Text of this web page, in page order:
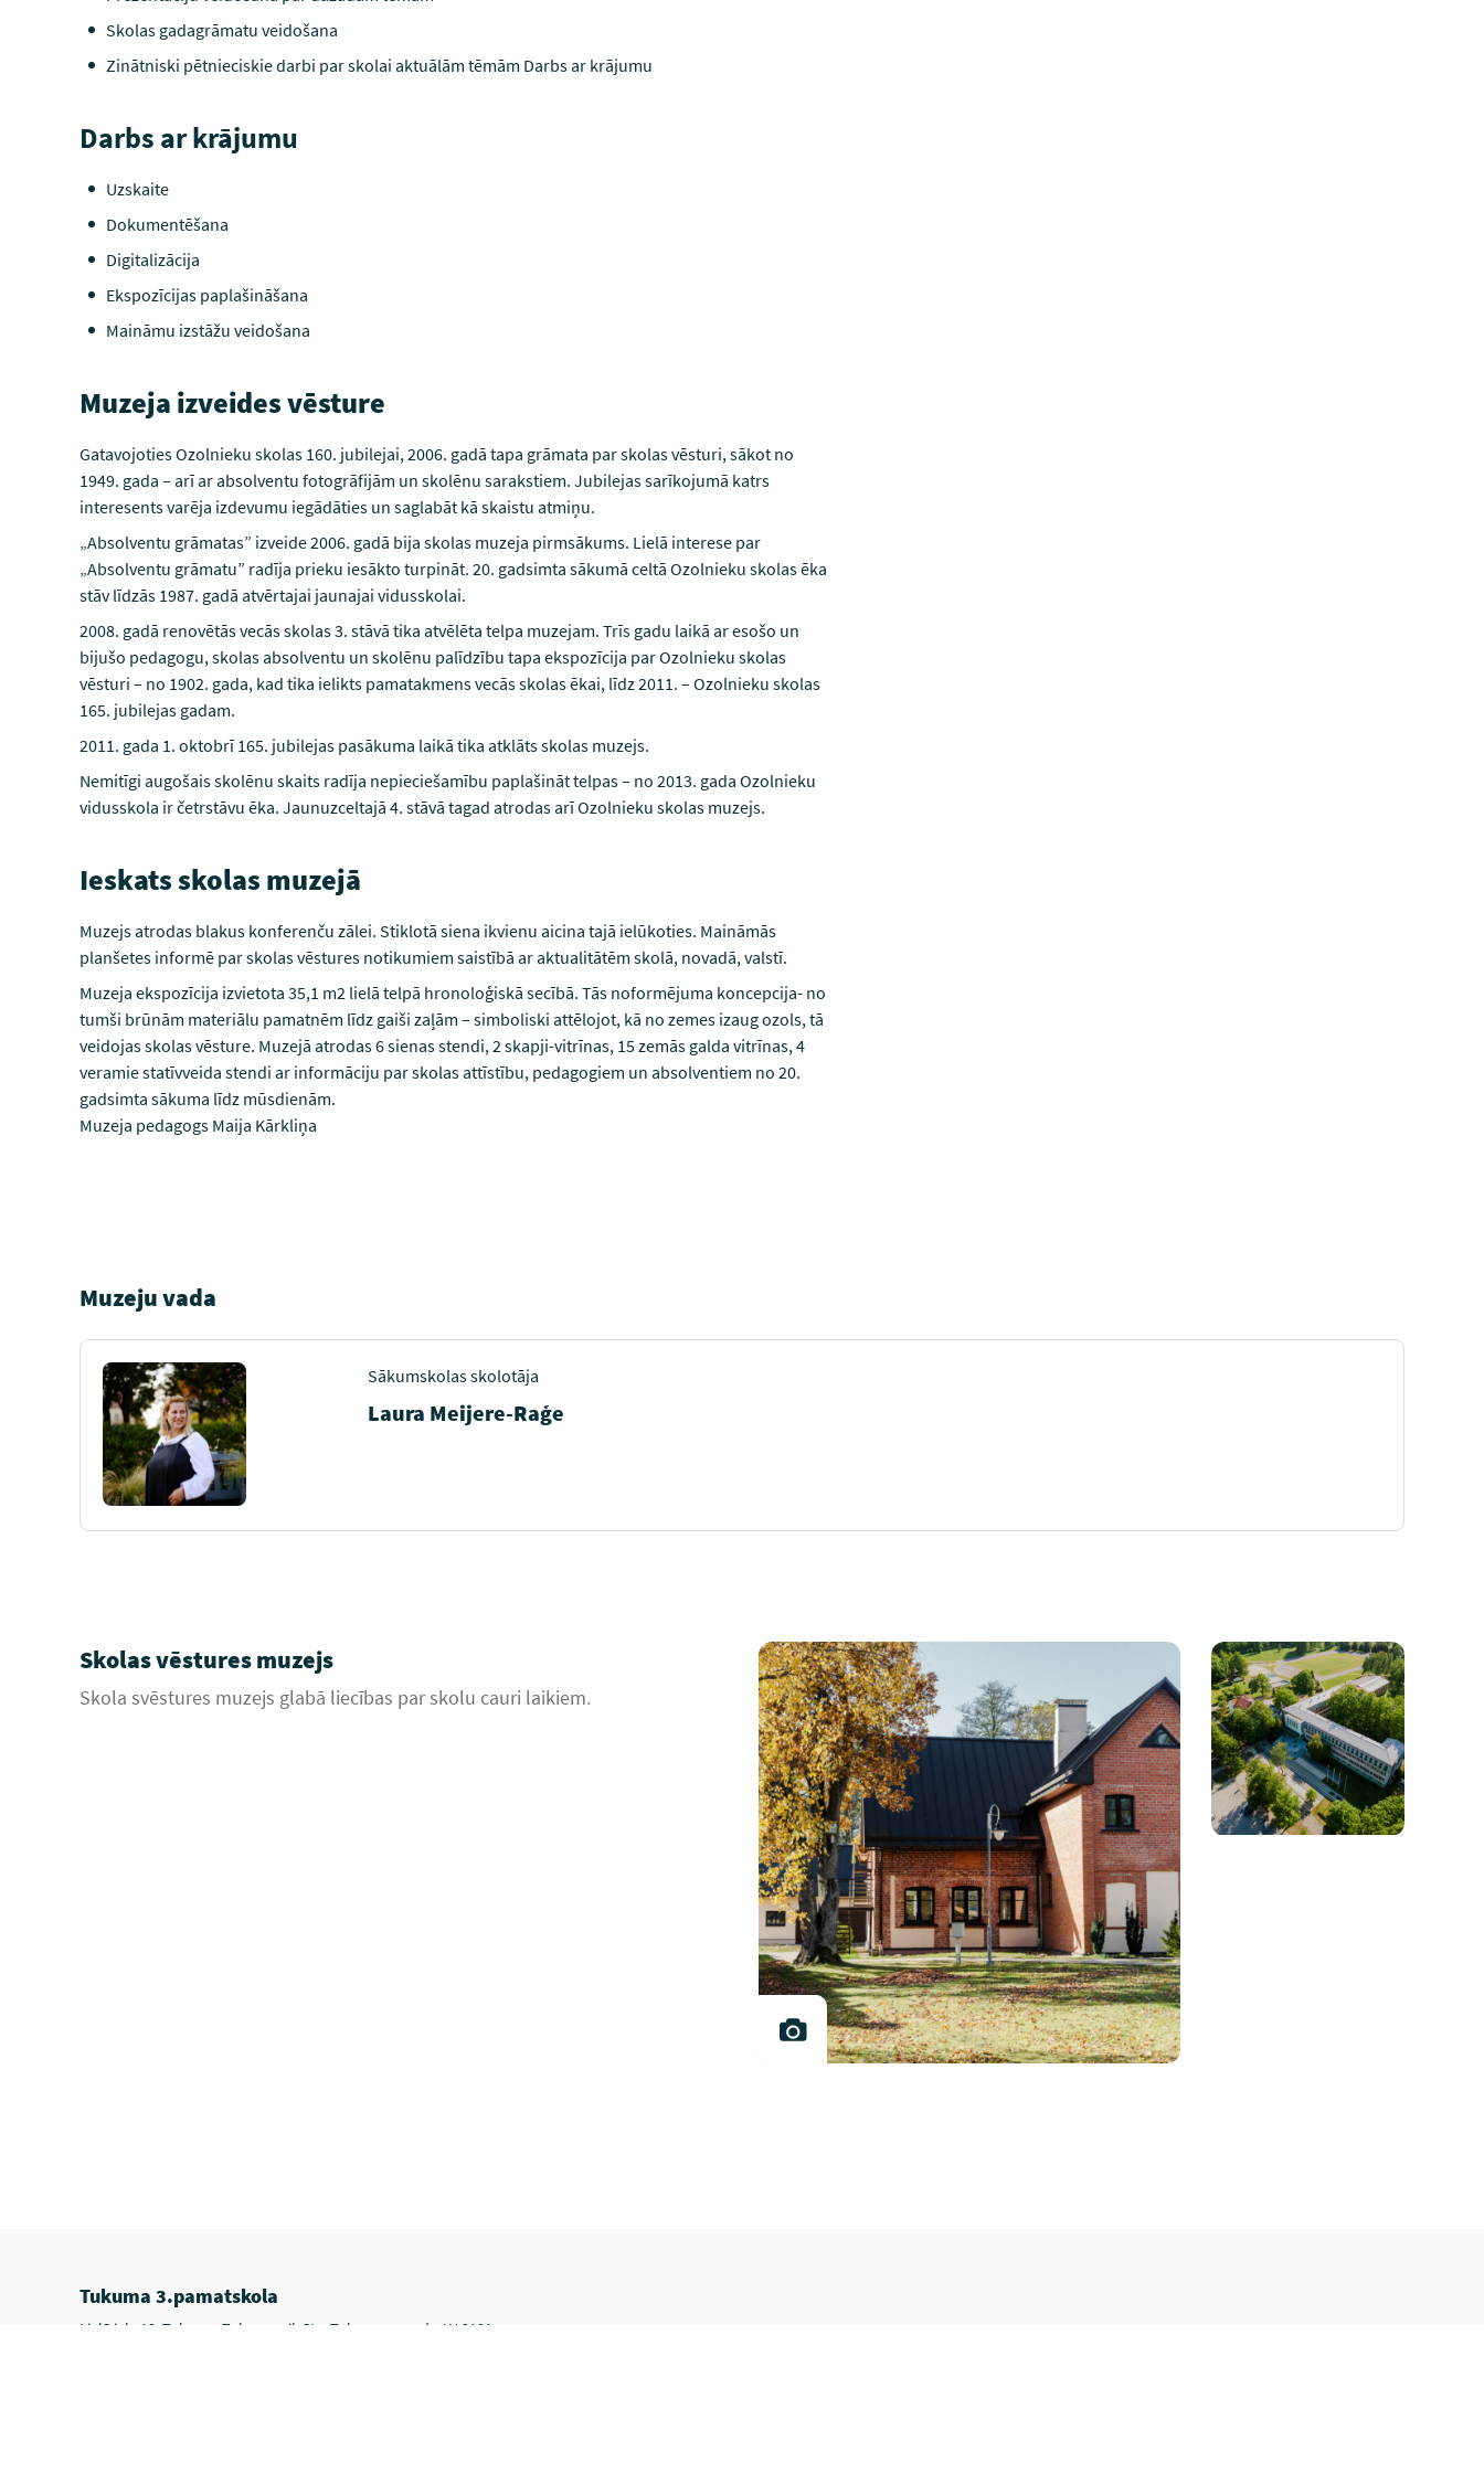
Skolas gadagrāmatu veidošana
Zinātniski pētnieciskie darbi par skolai aktuālām tēmām Darbs ar krājumu
Darbs ar krājumu
Uzskaite
Dokumentēšana
Digitalizācija
Ekspozīcijas paplašināšana
Maināmu izstāžu veidošana
Muzeja izveides vēsture
Gatavojoties Ozolnieku skolas 160. jubilejai, 2006. gadā tapa grāmata par skolas vēsturi, sākot no
1949. gada – arī ar absolventu fotogrāfijām un skolēnu sarakstiem. Jubilejas sarīkojumā katrs
interesents varēja izdevumu iegādāties un saglabāt kā skaistu atmiņu.
„Absolventu grāmatas” izveide 2006. gadā bija skolas muzeja pirmsākums. Lielā interese par
„Absolventu grāmatu” radīja prieku iesākto turpināt. 20. gadsimta sākumā celtā Ozolnieku skolas ēka
stāv līdzās 1987. gadā atvērtajai jaunajai vidusskolai.
2008. gadā renovētās vecās skolas 3. stāvā tika atvēlēta telpa muzejam. Trīs gadu laikā ar esošo un
bijušo pedagogu, skolas absolventu un skolēnu palīdzību tapa ekspozīcija par Ozolnieku skolas
vēsturi – no 1902. gada, kad tika ielikts pamatakmens vecās skolas ēkai, līdz 2011. – Ozolnieku skolas
165. jubilejas gadam.
2011. gada 1. oktobrī 165. jubilejas pasākuma laikā tika atklāts skolas muzejs.
Nemitīgi augošais skolēnu skaits radīja nepieciešamību paplašināt telpas – no 2013. gada Ozolnieku
vidusskola ir četrstāvu ēka. Jaunuzceltajā 4. stāvā tagad atrodas arī Ozolnieku skolas muzejs.
Ieskats skolas muzejā
Muzejs atrodas blakus konferenču zālei. Stiklotā siena ikvienu aicina tajā ielūkoties. Maināmās
planšetes informē par skolas vēstures notikumiem saistībā ar aktualitātēm skolā, novadā, valstī.
Muzeja ekspozīcija izvietota 35,1 m2 lielā telpā hronoloģiskā secībā. Tās noformējuma koncepcija- no
tumši brūnām materiālu pamatnēm līdz gaiši zaļām – simboliski attēlojot, kā no zemes izaug ozols, tā
veidojas skolas vēsture. Muzejā atrodas 6 sienas stendi, 2 skapji-vitrīnas, 15 zemās galda vitrīnas, 4
veramie statīvveida stendi ar informāciju par skolas attīstību, pedagogiem un absolventiem no 20.
gadsimta sākuma līdz mūsdienām.
Muzeja pedagogs Maija Kārkliņa
Muzeju vada
Sākumskolas skolotāja
Laura Meijere-Raģe
Skolas vēstures muzejs
Skola svēstures muzejs glabā liecības par skolu cauri laikiem.
Tukuma 3.pamatskola
Lielā iela 18, Tukums, Tukuma pilsēta, Tukuma novads, LV-3101